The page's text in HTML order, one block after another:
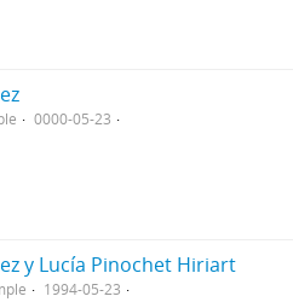
0000-05-23
y Lucía Pinochet Hiriart
1994-05-23